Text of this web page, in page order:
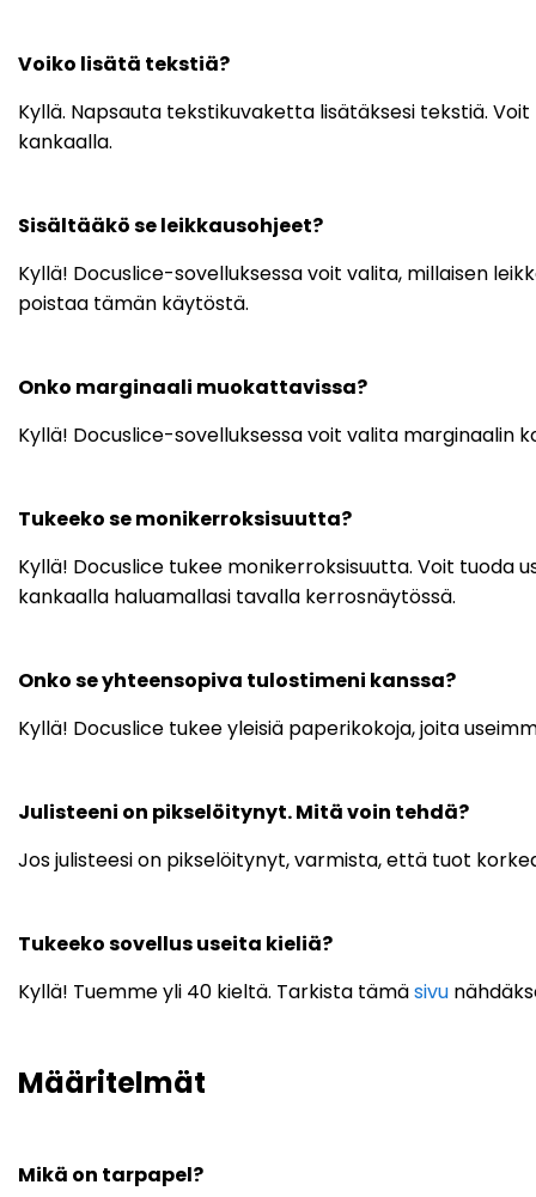
Voiko lisätä tekstiä?
Kyllä. Napsauta tekstikuvaketta lisätäksesi tekstiä.
kankaalla.
Sisältääkö se leikkausohjeet?
Kyllä! Docuslice-sovelluksessa voit valita, millaisen
poistaa tämän käytöstä.
Onko marginaali muokattavissa?
Kyllä! Docuslice-sovelluksessa voit valita marginaalin
Tukeeko se monikerroksisuutta?
Kyllä! Docuslice tukee monikerroksisuutta. Voit tuoda
kankaalla haluamallasi tavalla kerrosnäytössä.
Onko se yhteensopiva tulostimeni kanssa?
Kyllä! Docuslice tukee yleisiä paperikokoja, joita
Julisteeni on pikselöitynyt. Mitä voin tehdä?
Jos julisteesi on pikselöitynyt, varmista, että tuot
Tukeeko sovellus useita kieliä?
Kyllä! Tuemme yli 40 kieltä. Tarkista tämäsivu
Määritelmät
Mikä on tarpapel?